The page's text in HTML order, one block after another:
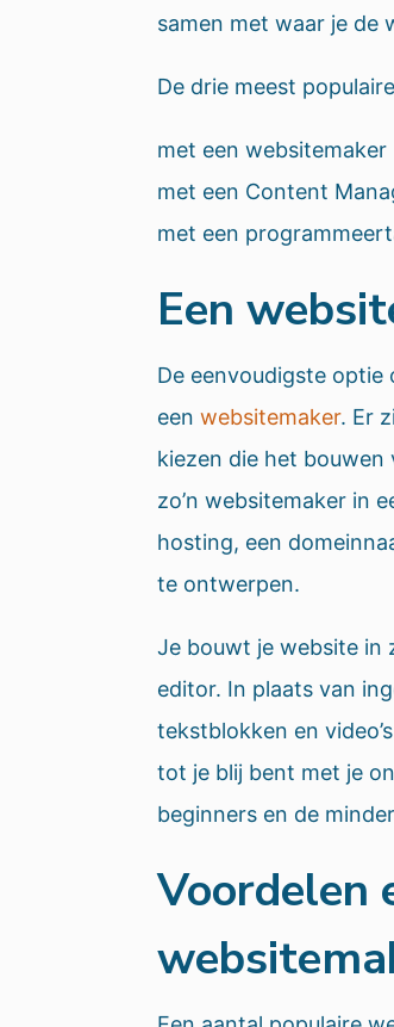
samen met waar je de
De drie meest
met een websitemaker
met een Content
met een
Een
De eenvoudigste optie
een websitemaker. Er
kiezen die het bouwen
zo’n websitemaker in
hosting, een
te ontwerpen.
Je bouwt je website in
editor. In plaats van
tekstblokken en
tot je blij bent met je
beginners en de
Voordelen